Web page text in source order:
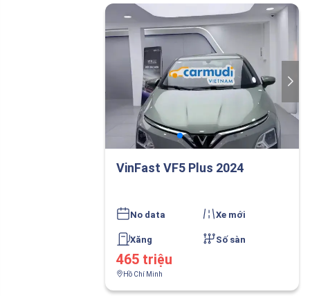
VinFast VF5 Plus 2024
No data Xe mới
Xăng Số sàn
465 triệu
Hồ Chí Minh